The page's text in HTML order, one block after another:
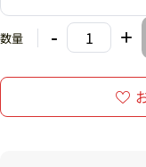
数量 - +